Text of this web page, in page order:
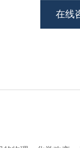
在线